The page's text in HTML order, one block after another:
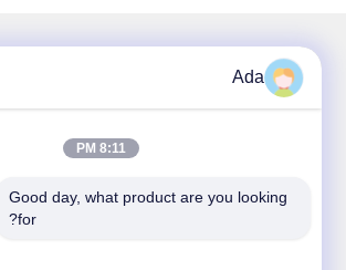
Ada
8:11 PM
Good day, what product are you looking
for?